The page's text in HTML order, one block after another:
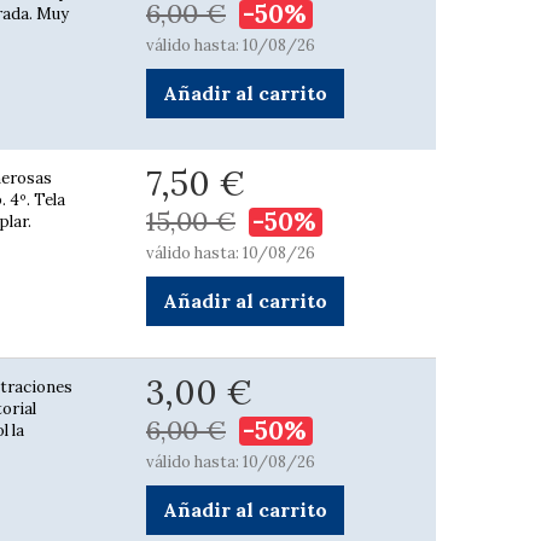
Muy
6,00 € -50%
válido hasta: 10/08/26
Añadir al carrito
4º. Tela
7,50 €
15,00 € -50%
válido hasta: 10/08/26
Añadir al carrito
la
3,00 €
6,00 € -50%
válido hasta: 10/08/26
Añadir al carrito